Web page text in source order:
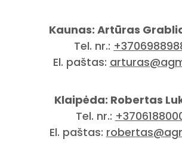
Kaunas: Artūras
Tel. nr.:
El. paštas:
Klaipėda: Robertas
Tel. nr.:
El. paštas: